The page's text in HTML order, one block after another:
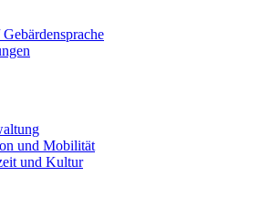
und Mobilität
und Kultur